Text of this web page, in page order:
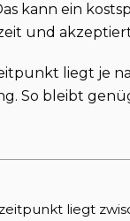
kann ein
und
liegt je
So bleibt
liegt